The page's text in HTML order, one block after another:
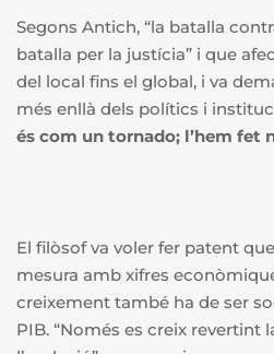
Segons Antich, “la batalla
batalla per la justícia” i que
del local fins el global, i va
més enllà dels polítics i
és com un tornado; l’hem fet
El filòsof va voler fer patent
mesura amb xifres
creixement també ha de ser
PIB. “Només es creix revertint